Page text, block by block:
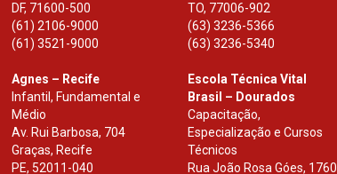
DF, 71600-500
(61) 2106-9000
(61) 3521-9000
TO, 77006-902
(63) 3236-5366
(63) 3236-5340
Agnes – Recife
Infantil, Fundamental e
Médio
Av. Rui Barbosa, 704
Graças, Recife
PE, 52011-040
Escola Técnica Vital
Brasil – Dourados
Capacitação,
Especialização e Cursos
Técnicos
Rua João Rosa Góes, 1760